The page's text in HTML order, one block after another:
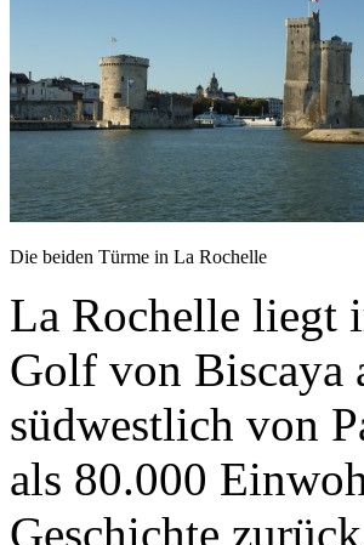
Die beiden Türme in La Rochelle
La Rochelle liegt
Golf von Biscaya
südwestlich von
als 80.000
Geschichte